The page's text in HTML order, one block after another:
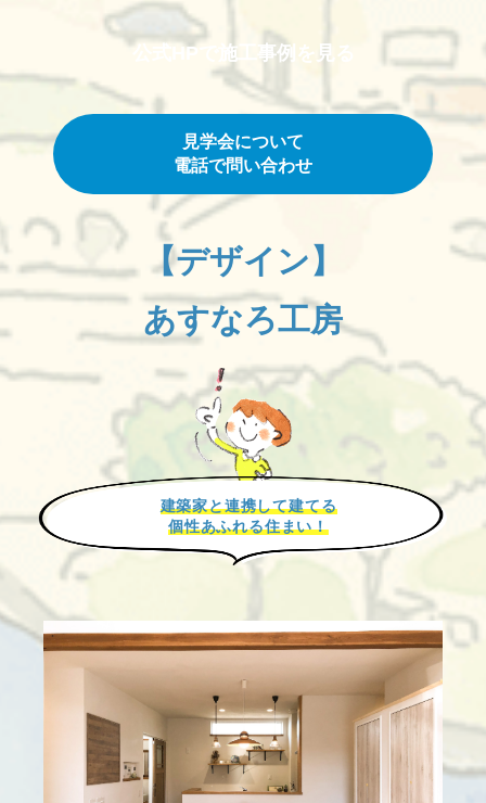
公式HPで 施工事例を見る
見学会について
電話で問い合わせ
【デザイン】
あすなろ工房
建築家と連携して建てる
個性あふれる住まい！